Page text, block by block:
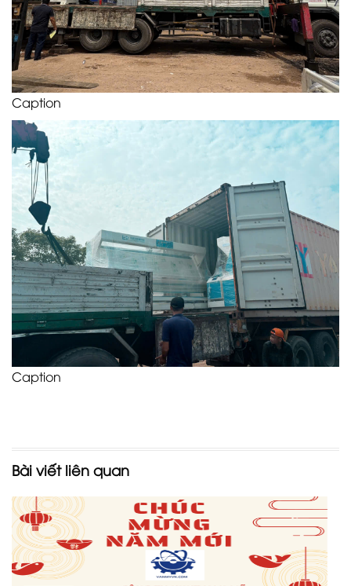
Caption
Caption
Bài viết liên quan